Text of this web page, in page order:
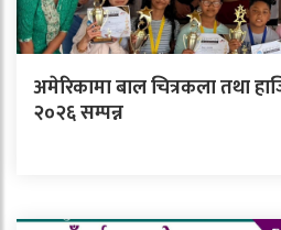
अमेरिकामा बाल चित्रकला तथा
२०२६ सम्पन्न